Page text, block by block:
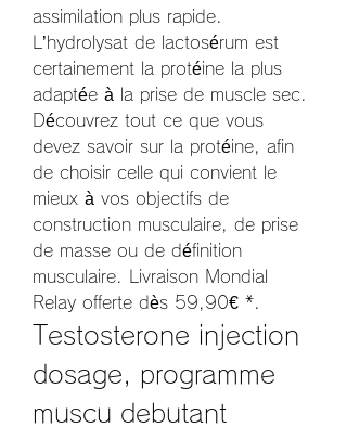
assimilation plus rapide.
L’hydrolysat de lactosérum est
certainement la protéine la plus
adaptée à la prise de muscle sec.
Découvrez tout ce que vous
devez savoir sur la protéine, afin
de choisir celle qui convient le
mieux à vos objectifs de
construction musculaire, de prise
de masse ou de définition
musculaire. Livraison Mondial
Relay offerte dès 59,90€ *.
Testosterone injection
dosage, programme
muscu debutant